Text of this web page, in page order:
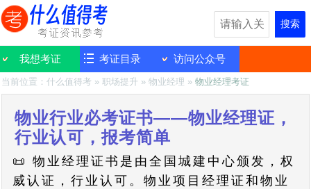
搜索
我想考证 考证目录 访问公众号
当前位置：什么值得考 »职场提升 »物业经理 »物业经理考证
物业行业必考证书——物业经理证，
行业认可，报考简单
📜 物业经理证书是由全国城建中心颁发，权
威认证，行业认可。物业项目经理证和物业